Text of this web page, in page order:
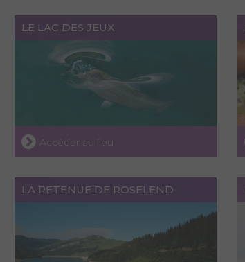
LE LAC DES JEUX
Accéder au lieu
LA RETENUE DE ROSELEND